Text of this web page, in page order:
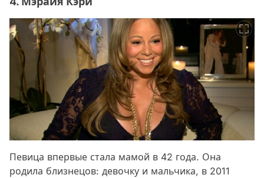
Певица впервые стала мамой в 42 года. Она
родила близнецов: девочку и мальчика, в 2011